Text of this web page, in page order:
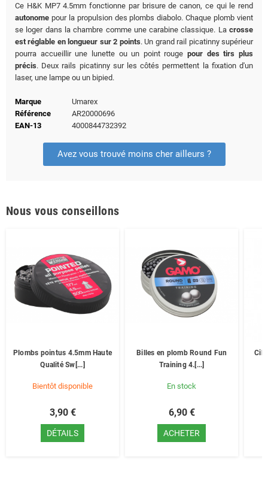
Ce H&K MP7 4.5mm fonctionne par brisure de canon, ce qui le rend
autonome pour la propulsion des plombs diabolo. Chaque plomb vient
se loger dans la chambre comme une carabine classique. La crosse
est réglable en longueur sur 2 points. Un grand rail picatinny supérieur
pourra accueillir une lunette ou un point rougepour des tirs plus
précis. Deux rails picatinny sur les côtés permettent la fixation d'un
laser, une lampe ou un bipied.
Marque
Umarex
Référence
AR20000696
EAN-13
4000844732392
Avez vous trouvé moins cher ailleurs ?
Nous vous conseillons
Plombs pointus 4.5mm Haute
Qualité Sw[...]
Bientôt disponible
3,90 €
DÉTAILS
Billes en plomb Round Fun
Training 4.[...]
En stock
6,90 €
ACHETER